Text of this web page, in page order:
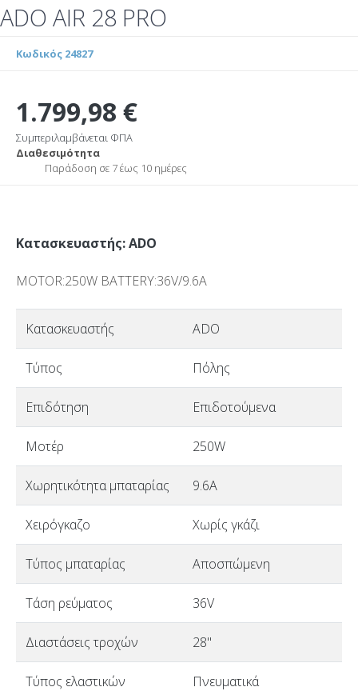
ADO AIR 28 PRO
Κωδικός 24827
1.799,98 €
Συμπεριλαμβάνεται ΦΠΑ
Διαθεσιμότητα
Παράδοση σε 7 έως 10 ημέρες
Κατασκευαστής: ADO
MOTOR:250W BATTERY:36V/9.6A
Κατασκευαστής ADO
Τύπος Πόλης
Επιδότηση Επιδοτούμενα
Μοτέρ 250W
Χωρητικότητα μπαταρίας 9.6A
Χειρόγκαζο Χωρίς γκάζι
Τύπος μπαταρίας Αποσπώμενη
Τάση ρεύματος 36V
Διαστάσεις τροχών 28"
Τύπος ελαστικών Πνευματικά